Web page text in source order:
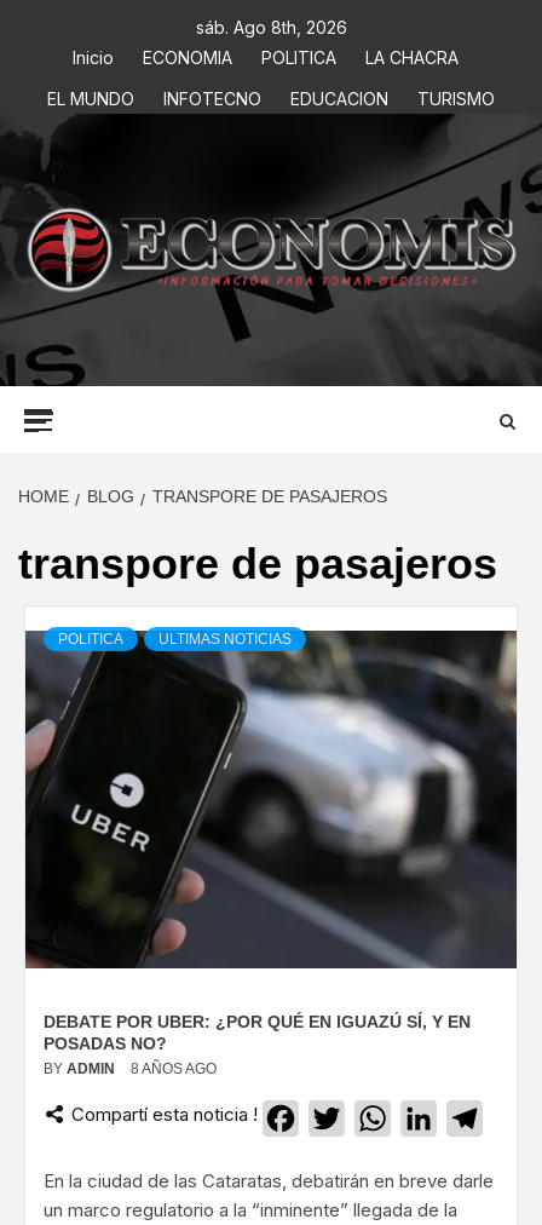
sáb. Ago 8th, 2026
Inicio
ECONOMIA POLITICA
LA CHACRA
EL MUNDO
INFOTECNO EDUCACION TURISMO
ECONOMIS
INFORMACIÓN PARA TOMAR DECISIONES
HOME BLOG TRANSPORE DE PASAJEROS
transpore de pasajeros
POLITICA ULTIMAS NOTICIAS
DEBATE POR UBER: ¿POR QUÉ EN IGUAZÚ SÍ, Y EN
POSADAS NO?
BY ADMIN 8 AÑOS AGO
Compartí esta noticia ! Facebook
TwitterWhatsApp
LinkedIn
En la ciudad de las Cataratas, debatirán en breve darle
un marco regulatorio a la “inminente” llegada de la